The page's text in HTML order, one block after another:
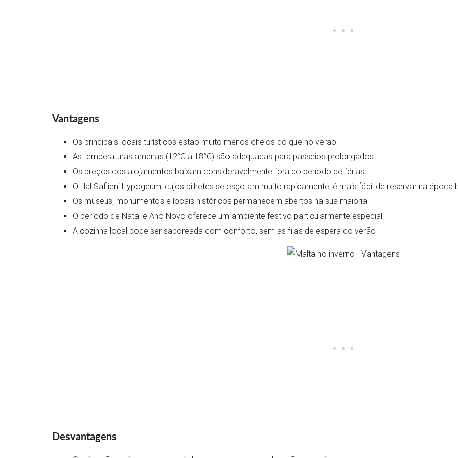
Vantagens
Os principais locais turísticos estão muito menos cheios do que no verão
As temperaturas amenas (12°C a 18°C) são adequadas para passeios prolongados
Os preços dos alojamentos baixam consideravelmente fora do período de férias
O Hal Saflieni Hypogeum, cujos bilhetes se esgotam muito rapidamente, é mais fácil de reservar na época
Os museus, monumentos e locais históricos permanecem abertos na sua maioria
O período de Natal e Ano Novo oferece um ambiente festivo particularmente especial
A cozinha local pode ser saboreada com conforto, sem as filas de espera do verão
Desvantagens